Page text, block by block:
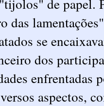
das
se
dos
enfrentadas
aspectos,